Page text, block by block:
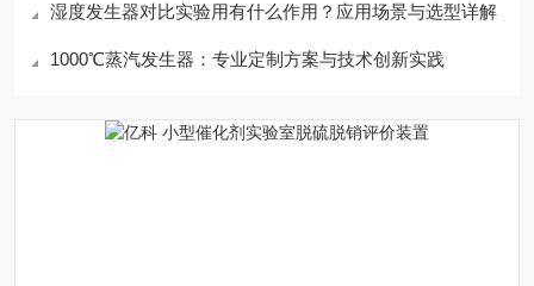
湿度发生器对比实验用有什么作用？应用场景与选型详解
1000℃蒸汽发生器：专业定制方案与技术创新实践